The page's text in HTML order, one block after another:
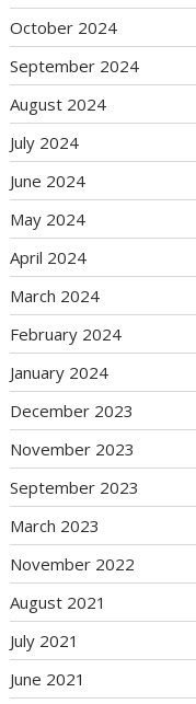
October 2024
September 2024
August 2024
July 2024
June 2024
May 2024
April 2024
March 2024
February 2024
January 2024
December 2023
November 2023
September 2023
March 2023
November 2022
August 2021
July 2021
June 2021